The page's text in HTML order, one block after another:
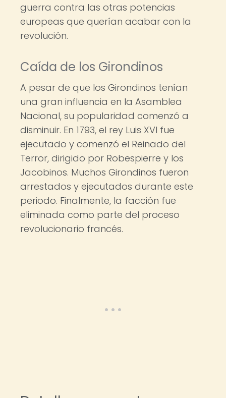
guerra contra las otras potencias
europeas que querían acabar con la
revolución.
Caída de los Girondinos
A pesar de que los Girondinos tenían
una gran influencia en la Asamblea
Nacional, su popularidad comenzó a
disminuir. En 1793, el rey Luis XVI fue
ejecutado y comenzó el Reinado del
Terror, dirigido por Robespierre y los
Jacobinos. Muchos Girondinos fueron
arrestados y ejecutados durante este
periodo. Finalmente, la facción fue
eliminada como parte del proceso
revolucionario francés.